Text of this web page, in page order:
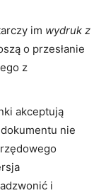
im wydruk z
o przesłanie
z
akceptują
nie
i